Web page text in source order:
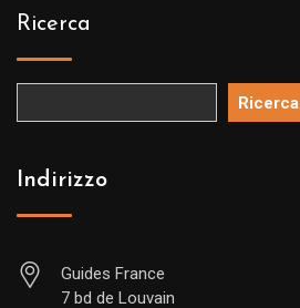
Ricerca
Ricerca
Indirizzo
Guides France
7 bd de Louvain